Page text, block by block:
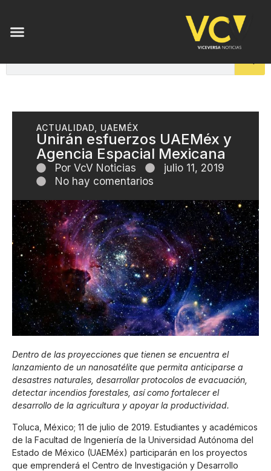
ACTUALIDAD UAEMÉX
Unirán esfuerzos UAEMéx y
Agencia Espacial Mexicana
Por VcV Noticias
julio 11, 2019
No hay comentarios
Dentro de las proyecciones que tienen se encuentra el
lanzamiento de un nanosatélite que permita anticiparse a
desastres naturales, desarrollar protocolos de evacuación,
detectar incendios forestales, así como fortalecer el
desarrollo de la agricultura y apoyar la productividad.
Toluca, México; 11 de julio de 2019. Estudiantes y académicos
de la Facultad de Ingeniería de la Universidad Autónoma del
Estado de México (UAEMéx) participarán en los proyectos
que emprenderá el Centro de Investigación y Desarrollo